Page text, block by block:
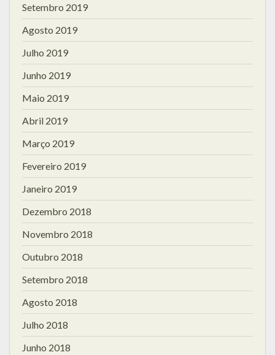
Setembro 2019
Agosto 2019
Julho 2019
Junho 2019
Maio 2019
Abril 2019
Março 2019
Fevereiro 2019
Janeiro 2019
Dezembro 2018
Novembro 2018
Outubro 2018
Setembro 2018
Agosto 2018
Julho 2018
Junho 2018